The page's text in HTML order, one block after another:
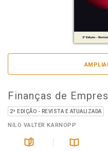
Finanças de
2ª EDIÇÃO - REVISTA E ATUALIZADA
NILO VALTER KARNOPP